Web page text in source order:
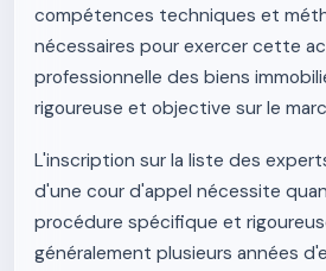
compétences techniques et
nécessaires pour exercer cette
professionnelle des biens
rigoureuse et objective sur le
L'inscription sur la liste des
d'une cour d'appel nécessite
procédure spécifique et
généralement plusieurs années